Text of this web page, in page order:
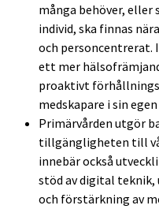
många behöver, eller
individ, ska finnas
och personcentrerat.
ett mer
proaktivt
medskapare i sin
Primärvården utgör
tillgängligheten till
innebär också
stöd av digital teknik,
och förstärkning av